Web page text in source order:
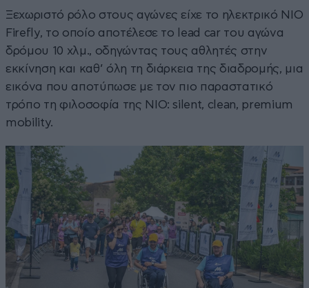
Ξεχωριστό ρόλο στους αγώνες είχε το ηλεκτρικό NIO
Firefly, το οποίο αποτέλεσε το lead car του αγώνα
δρόμου 10 χλμ., οδηγώντας τους αθλητές στην
εκκίνηση και καθ’ όλη τη διάρκεια της διαδρομής, μια
εικόνα που αποτύπωσε με τον πιο παραστατικό
τρόπο τη φιλοσοφία της NIO: silent, clean, premium
mobility.